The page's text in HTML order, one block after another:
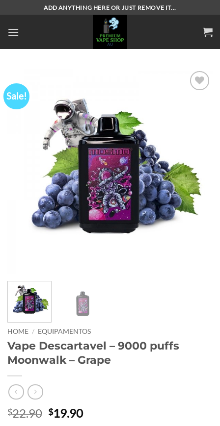
content
ADD ANYTHING HERE OR JUST REMOVE IT...
Sale!
HOME / EQUIPAMENTOS
Vape Descartavel – 9000 puffs
Moonwalk – Grape
$22.90 Original
$19.90Current